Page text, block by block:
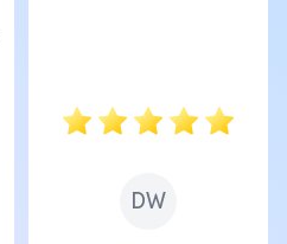
DW